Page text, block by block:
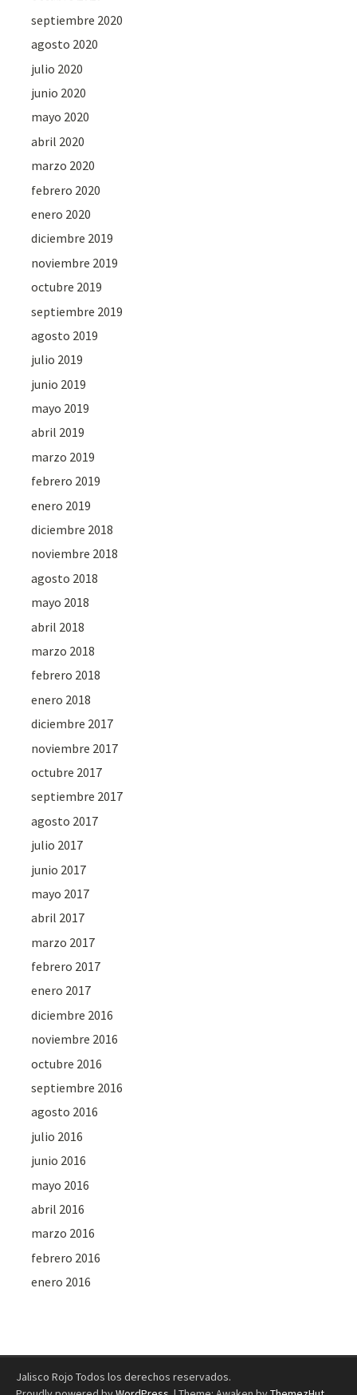
septiembre 2020
agosto 2020
julio 2020
junio 2020
mayo 2020
abril 2020
marzo 2020
febrero 2020
enero 2020
diciembre 2019
noviembre 2019
octubre 2019
septiembre 2019
agosto 2019
julio 2019
junio 2019
mayo 2019
abril 2019
marzo 2019
febrero 2019
enero 2019
diciembre 2018
noviembre 2018
agosto 2018
mayo 2018
abril 2018
marzo 2018
febrero 2018
enero 2018
diciembre 2017
noviembre 2017
octubre 2017
septiembre 2017
agosto 2017
julio 2017
junio 2017
mayo 2017
abril 2017
marzo 2017
febrero 2017
enero 2017
diciembre 2016
noviembre 2016
octubre 2016
septiembre 2016
agosto 2016
julio 2016
junio 2016
mayo 2016
abril 2016
marzo 2016
febrero 2016
enero 2016
Jalisco Rojo Todos los derechos reservados.